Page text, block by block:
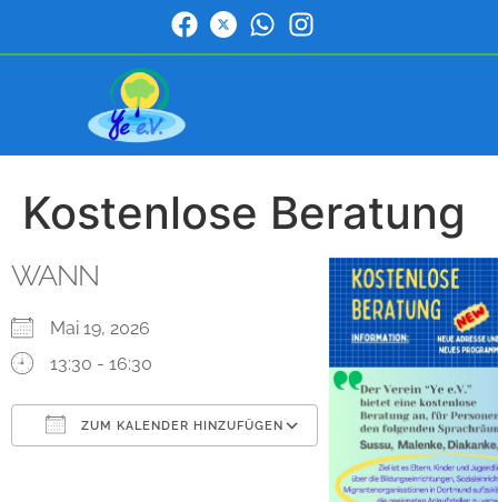
Kostenlose Beratung
WANN
Mai 19, 2026
13:30 - 16:30
ZUM KALENDER HINZUFÜGEN
Outlook Live